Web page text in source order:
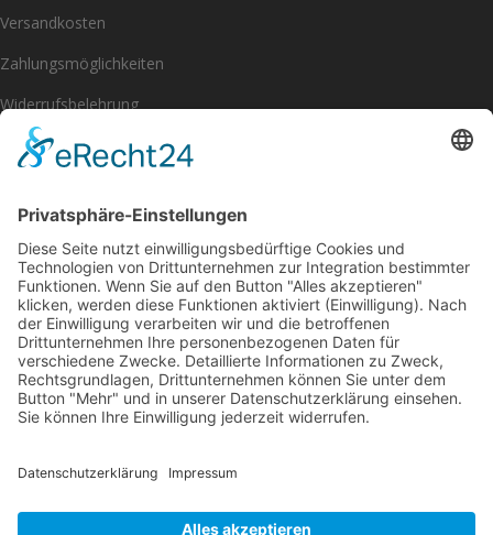
Versandkosten
Zahlungsmöglichkeiten
Widerrufsbelehrung
Impressum
[eu_owb_order_withdrawal_button]